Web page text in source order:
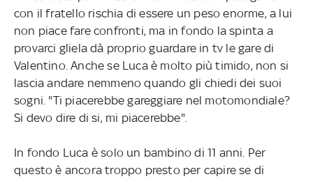
con il fratello rischia di essere un peso enorme, a lui
non piace fare confronti, ma in fondo la spinta a
provarci gliela dà proprio guardare in tv le gare di
Valentino. Anche se Luca è molto più timido, non si
lascia andare nemmeno quando gli chiedi dei suoi
sogni. "Ti piacerebbe gareggiare nel motomondiale?
Si devo dire di si, mi piacerebbe".
In fondo Luca è solo un bambino di 11 anni. Per
questo è ancora troppo presto per capire se di